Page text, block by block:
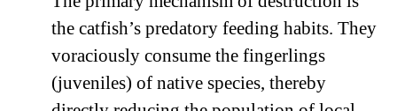
the catfish’s predatory feeding habits. They
voraciously consume the fingerlings
(juveniles) of native species, thereby